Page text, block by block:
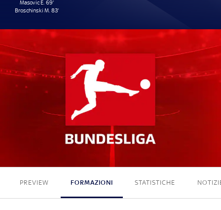
Masovic E. 69'
Broschinski M. 83'
5 - 2
PREVIEW FORMAZIONI STATISTICHE